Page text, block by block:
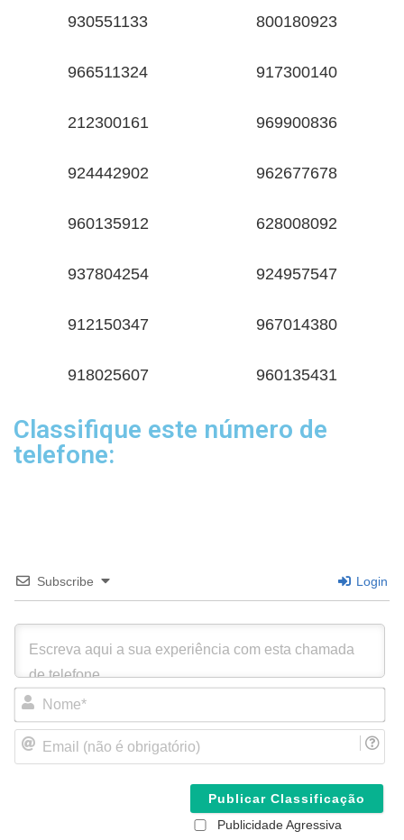
930551133 800180923
966511324 917300140
212300161 969900836
924442902 962677678
960135912 628008092
937804254 924957547
912150347 967014380
918025607 960135431
Classifique este número de
telefone:
Subscribe Login
N
m
a
Publicidade Agressiva